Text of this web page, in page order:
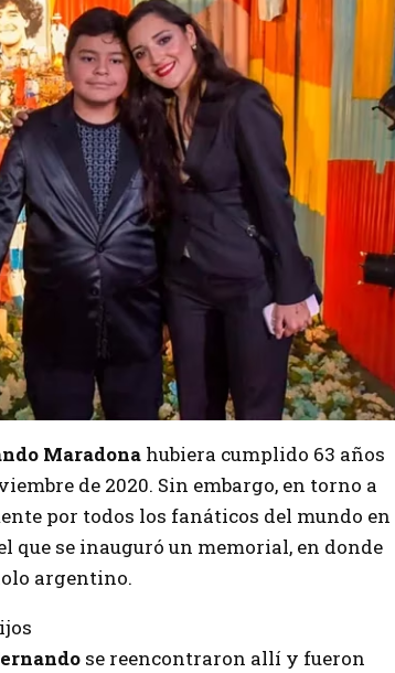
Maradona hubiera cumplido 63 años
de 2020. Sin embargo, en torno a
por todos los fanáticos del mundo en
que se inauguró un memorial, en donde
argentino.
se reencontraron allí y fueron